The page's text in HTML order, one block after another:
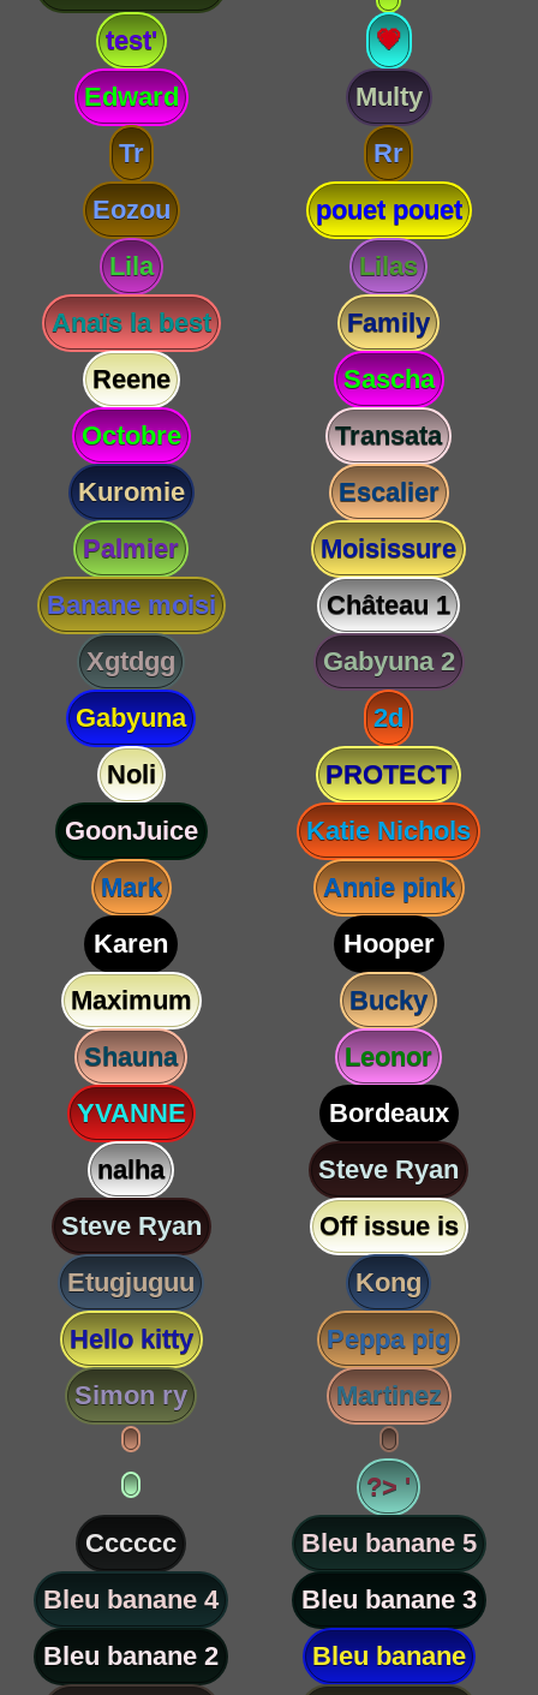
test'
💗
Edward
Multy
Tr
Rr
Eozou
pouet pouet
Lila
Lilas
Anaïs la best
Family
Reene
Sascha
Octobre
Transata
Kuromie
Escalier
Palmier
Moisissure
Banane moisi
Château 1
Xgtdgg
Gabyuna 2
Gabyuna
2d
Noli
PROTECT
GoonJuice
Katie Nichols
Mark
Annie pink
Karen
Hooper
Maximum
Bucky
Shauna
Leonor
YVANNE
Bordeaux
nalha
Steve Ryan
Steve Ryan
Off issue is
Etugjuguu
Kong
Hello kitty
Peppa pig
Simon ry
Martinez
?> '
Cccccc
Bleu banane 5
Bleu banane 4
Bleu banane 3
Bleu banane 2
Bleu banane